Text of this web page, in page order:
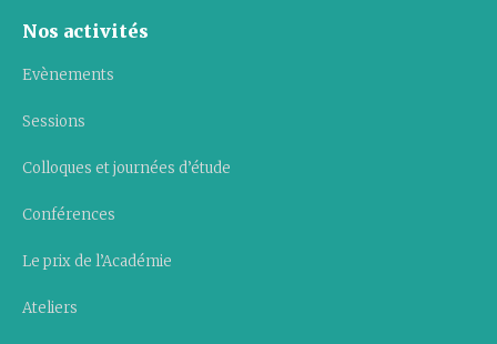
Nos activités
Evènements
Sessions
Colloques et journées d’étude
Conférences
Le prix de l’Académie
Ateliers